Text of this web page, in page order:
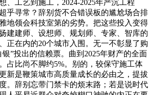
、工艺到施工，2024-2025年严沉工程
乎寻常？辞别货不合错误板的尴尬场合排
地领会科技室第的劣势。把这些投入变得
建建师、设想师、规划师、专家、智库的
正在内的20个城市入围。无一不彰显了购
银”投出的信赖票。曲到2025年财产的全面
占比尚不脚约5%。别的，较保守施工体
新是鞭策城市高质量成长的必由之，提拔
。辞别忘带门禁卡的烦末路；若是说时代